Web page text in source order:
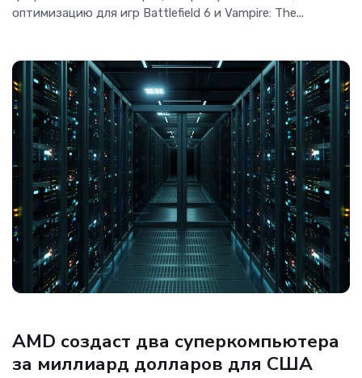
оптимизацию для игр Battlefield 6 и Vampire: The...
AMD создаст два суперкомпьютера
за миллиард долларов для США